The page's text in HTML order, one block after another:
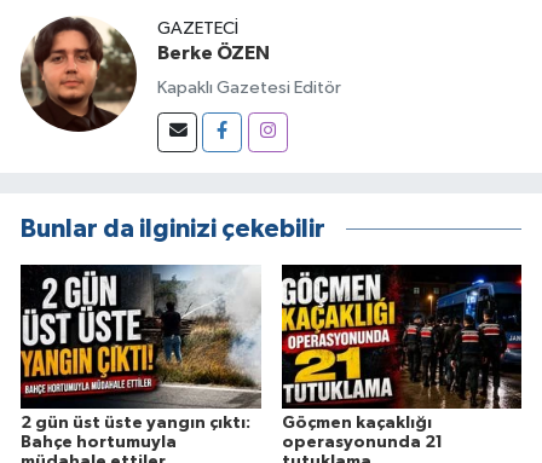
GAZETECI
Berke ÖZEN
Kapaklı Gazetesi Editör
Bunlar da ilginizi çekebilir
2 gün üst üste yangın çıktı:
Bahçe hortumuyla
Göçmen kaçaklığı
operasyonunda 21